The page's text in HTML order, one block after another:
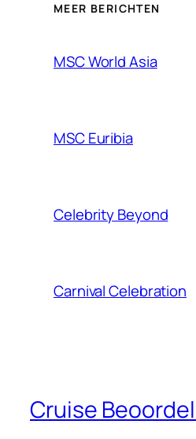
MEER BERICHTEN
MSC World Asia
MSC Euribia
Celebrity Beyond
Carnival Celebration
Cruise